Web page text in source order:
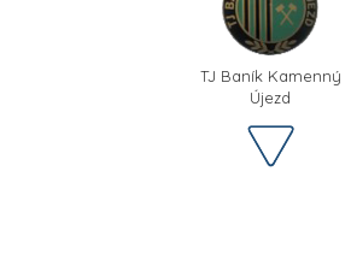
TJ Baník Kamenný
Újezd